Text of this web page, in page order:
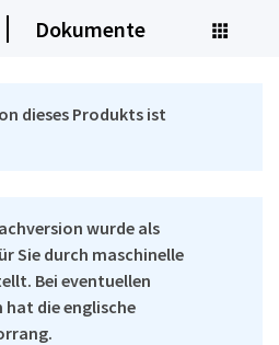
Dokumente
dieses Produkts ist
wurde als
Sie durch maschinelle
Bei eventuellen
die englische